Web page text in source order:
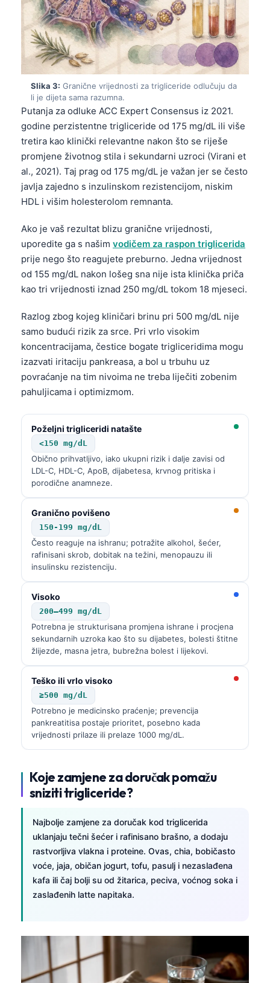
Slika 3: Granične vrijednosti za trigliceride odlučuju da
li je dijeta sama razumna.
Putanja za odluke ACC Expert Consensus iz 2021.
godine perzistentne trigliceride od 175 mg/dL ili više
tretira kao klinički relevantne nakon što se riješe
promjene životnog stila i sekundarni uzroci (Virani et
al., 2021). Taj prag od 175 mg/dL je važan jer se često
javlja zajedno s inzulinskom rezistencijom, niskim
HDL i višim holesterolom remnanta.
Ako je vaš rezultat blizu granične vrijednosti,
uporedite ga s našim vodičem za raspon triglicerida
prije nego što reagujete preburno. Jedna vrijednost
od 155 mg/dL nakon lošeg sna nije ista klinička priča
kao tri vrijednosti iznad 250 mg/dL tokom 18 mjeseci.
Razlog zbog kojeg kliničari brinu pri 500 mg/dL nije
samo budući rizik za srce. Pri vrlo visokim
koncentracijama, čestice bogate trigliceridima mogu
izazvati iritaciju pankreasa, a bol u trbuhu uz
povraćanje na tim nivoima ne treba liječiti zobenim
pahuljicama i optimizmom.
Poželjni trigliceridi natašte
<150 mg/dL
Obično prihvatljivo, iako ukupni rizik i dalje zavisi od
LDL-C, HDL-C, ApoB, dijabetesa, krvnog pritiska i
porodične anamneze.
Granično povišeno
150-199 mg/dL
Često reaguje na ishranu; potražite alkohol, šećer,
rafinisani skrob, dobitak na težini, menopauzu ili
insulinsku rezistenciju.
Visoko
200–499 mg/dL
Potrebna je strukturisana promjena ishrane i procjena
sekundarnih uzroka kao što su dijabetes, bolesti štitne
žlijezde, masna jetra, bubrežna bolest i lijekovi.
Teško ili vrlo visoko
≥500 mg/dL
Potrebno je medicinsko praćenje; prevencija
pankreatitisa postaje prioritet, posebno kada
vrijednosti prilaze ili prelaze 1000 mg/dL.
Koje zamjene za doručak pomažu
sniziti trigliceride?
Najbolje zamjene za doručak kod triglicerida
uklanjaju tečni šećer i rafinisano brašno, a dodaju
rastvorljiva vlakna i proteine. Ovas, chia, bobičasto
voće, jaja, običan jogurt, tofu, pasulj i nezaslađena
kafa ili čaj bolji su od žitarica, peciva, voćnog soka i
zaslađenih latte napitaka.